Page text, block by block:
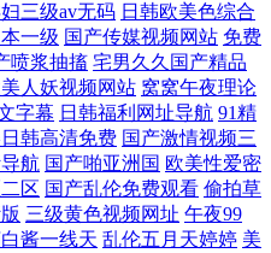
三级av无码 日韩欧美色综合
本一级 国产传媒视频网站 免费
喷浆抽搐 宅男久久国产精品
人妖视频网站 窝窝午夜理论
字幕 日韩福利网址导航 91精
韩高清免费 国产激情视频三
航 国产啪亚洲国 欧美性爱密
区 国产乱伦免费观看 偷拍草
三级黄色视频网址 午夜99
酱一线天 乱伦五月天婷婷 美